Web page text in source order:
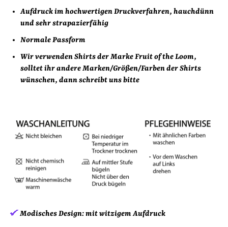
Aufdruck im hochwertigen Druckverfahren, hauchdünn
und sehr strapazierfähig
Normale Passform
Wir verwenden Shirts der Marke Fruit of the Loom,
solltet ihr andere Marken/Größen/Farben der Shirts
wünschen, dann schreibt uns bitte
Modisches Design:mit witzigem Aufdruck